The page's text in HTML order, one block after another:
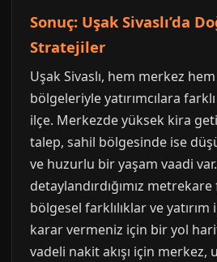
Sonuç: Uşak Sivaslı’da
Stratejiler
Uşak Sivaslı, hem merkez
bölgeleriyle yatırımcılara
ilçe. Merkezde yüksek kira
talep, sahil bölgesinde ise
ve huzurlu bir yaşam vaadi
detaylandırdığımız
bölgesel farklılıklar ve
karar vermeniz için bir yol
vadeli nakit akışı için merkez,